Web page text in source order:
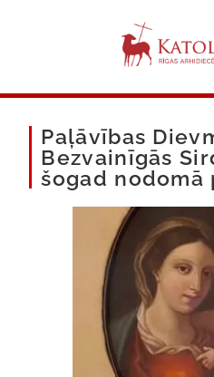
Paļāvības
Bezvainīgās
šogad nodomā